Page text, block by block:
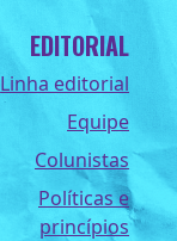
EDITORIAL
Linha editorial
Equipe
Colunistas
Políticas e
princípios